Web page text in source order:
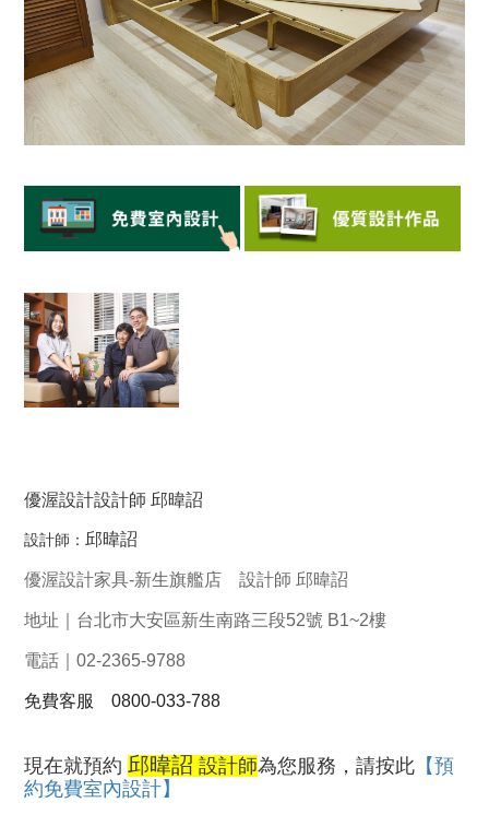
優渥設計設計師邱暐詔
設計師：邱暐詔
優渥設計家具-新生旗艦店 設計師 邱暐詔
地址｜台北市大安區新生南路三段52號 B1~2樓
電話｜02-2365-9788
免費客服 0800-033-788
現在就預約邱暐詔 設計師為您服務，請按此 【預
約免費室內設計】